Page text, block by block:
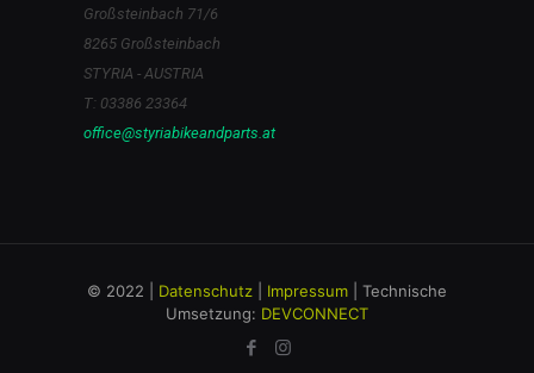
Großsteinbach 71/6
8265 Großsteinbach
STYRIA - AUSTRIA
T: 03386 23364
office@styriabikeandparts.at
© 2022 | Datenschutz Impressum | Technische
Umsetzung: DEVCONNECT